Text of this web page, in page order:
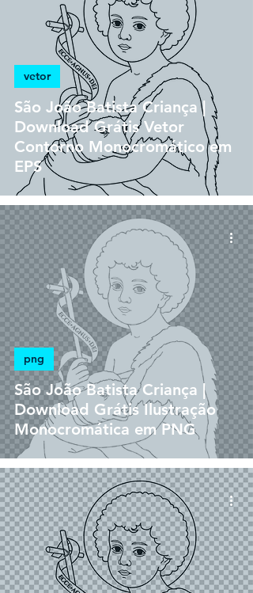
São João Batista Criança |
Download Grátis Vetor
Contorno Monocromático em
EPS
vetor
São João Batista Criança |
Download Grátis Ilustração
Monocromática em PNG
png